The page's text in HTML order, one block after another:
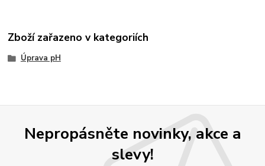
Zboží zařazeno v kategoriích
Úprava pH
Nepropásněte novinky, akce a
slevy!